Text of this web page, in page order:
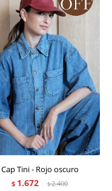
Cap Tini - Rojo oscuro
$ 1.672 $2.400